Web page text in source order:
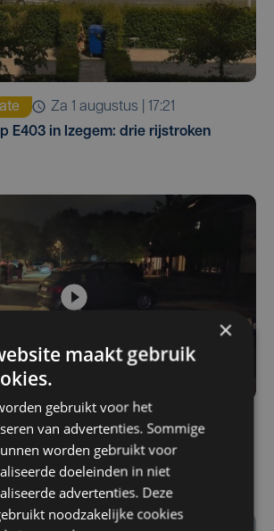
za 1 augustus | 17:21
E403 in Izegem: drie rijstroken
augustus | 09:32
aangetroffen in woning in Sint-
×
maakt gebruik
gebruikt voor het
van advertenties. Sommige
worden gebruikt voor
doeleinden in niet
advertenties. Deze
noodzakelijke cookies